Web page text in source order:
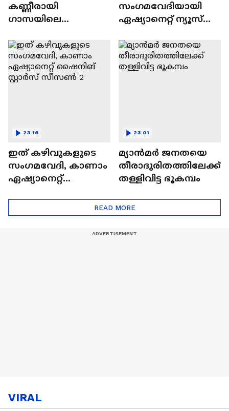
കണ്ണീരായി
ഗാസയിലെ
കുഞ്ഞുങ്ങൾ
സംഗമവേദിയായി
ഏഷ്യാനെറ്റ് ന്യൂസ്
സീസൺ 2
ഇത് കഴിവുകളുടെ
സംഗമവേദി, കാണാം
ഏഷ്യാനെറ്റ്
23:16
മ്യാൻമർ ജനതയെ
തീരാദുരിതത്തിലേക്ക്
തള്ളിവിട്ട ഭൂകമ്പം
23:01
READ MORE
VIRAL